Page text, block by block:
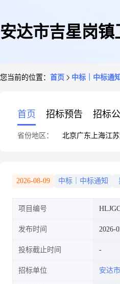
安达市吉星岗
您当前的位置： 首页 中标｜中标通知
首页 招标预告 招标
省份地区： 北京广东 上海江苏
2026-08-09 中标｜中标通知
项目编号
发布时间 2026-
投标截止时间
招标单位 安达